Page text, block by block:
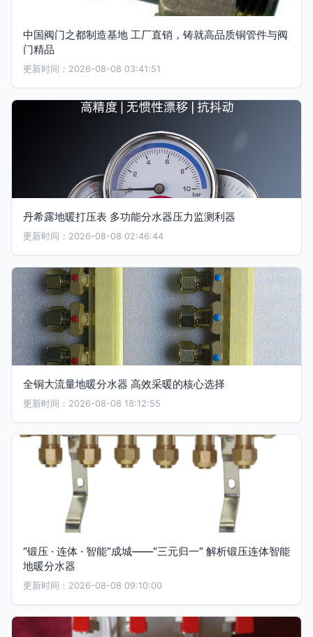
中国阀门之都制造基地 工厂直销，铸就高品质铜管件与阀
门精品
更新时间：2026-08-08 03:41:51
丹希露地暖打压表 多功能分水器压力监测利器
更新时间：2026-08-08 02:46:44
全铜大流量地暖分水器 高效采暖的核心选择
更新时间：2026-08-08 18:12:55
“锻压 · 连体 · 智能”成城——“三元归一” 解析锻压连体智能
地暖分水器
更新时间：2026-08-08 09:10:00